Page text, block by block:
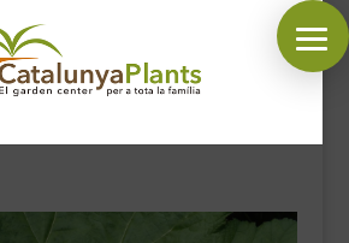
SÍGUENOS EN: